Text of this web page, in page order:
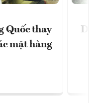
Quốc thay
mặt hàng
Du